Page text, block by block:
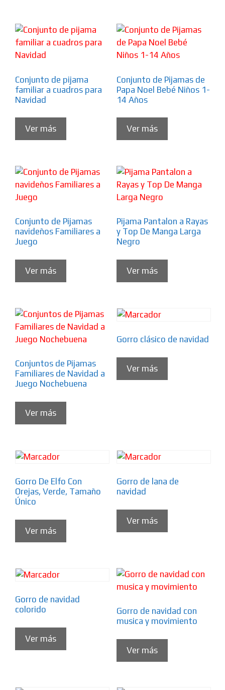
Conjunto de pijama
familiar a cuadros para
Navidad
Ver más
Conjunto de Pijamas de
Papa Noel Bebé Niños 1-
14 Años
Ver más
Conjunto de Pijamas
navideños Familiares a
Juego
Ver más
Pijama Pantalon a Rayas
y Top De Manga Larga
Negro
Ver más
Conjuntos de Pijamas
Familiares de Navidad a
Juego Nochebuena
Ver más
Gorro clásico de navidad
Ver más
Gorro De Elfo Con
Orejas, Verde, Tamaño
Único
Ver más
Gorro de lana de
navidad
Ver más
Gorro de navidad
colorido
Ver más
Gorro de navidad con
musica y movimiento
Ver más